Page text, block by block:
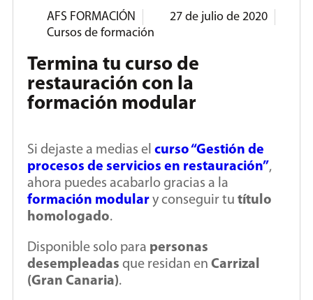
AFS FORMACIÓN
27 de julio de 2020
Cursos de formación
Termina tu curso de
restauración con la
formación modular
Si dejaste a medias el curso “Gestión de
procesos de servicios en restauración”,
ahora puedes acabarlo gracias a la
formación modular y conseguir tu título
homologado.
Disponible solo para personas
desempleadas que residan en Carrizal
(Gran Canaria).